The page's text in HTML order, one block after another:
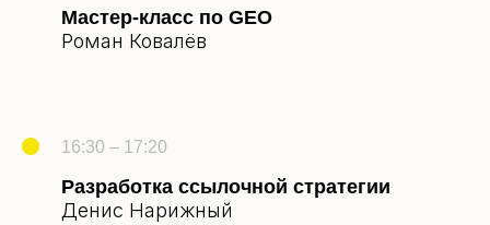
Мастер-класс по GEO
Роман Ковалёв
16:30 – 17:20
Разработка ссылочной стратегии
Денис Нарижный